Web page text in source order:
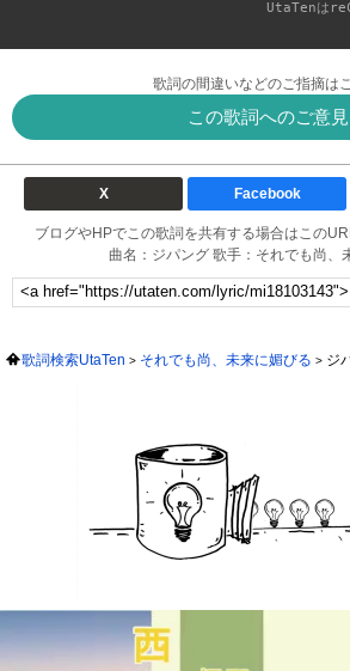
UtaTenは
歌詞の間違いなどのご指摘は
この歌詞へのご意見
X Facebook
ブログやHPでこの歌詞を共有する場合はこの
曲名：ジパング 歌手：それでも尚、
歌詞検索UtaTen それでも尚、未来に媚びる ジ